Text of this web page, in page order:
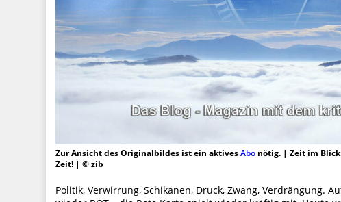
Zur Ansicht des Originalbildes ist ein aktivesAbo nötig. | Zeit im
Zeit! | © zib
Politik, Verwirrung, Schikanen, Druck, Zwang, Verdrängung.